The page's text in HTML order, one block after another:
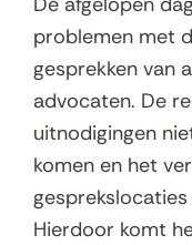
problemen met
gesprekken van
advocaten. De
uitnodigingen
komen en het
Hierdoor komt